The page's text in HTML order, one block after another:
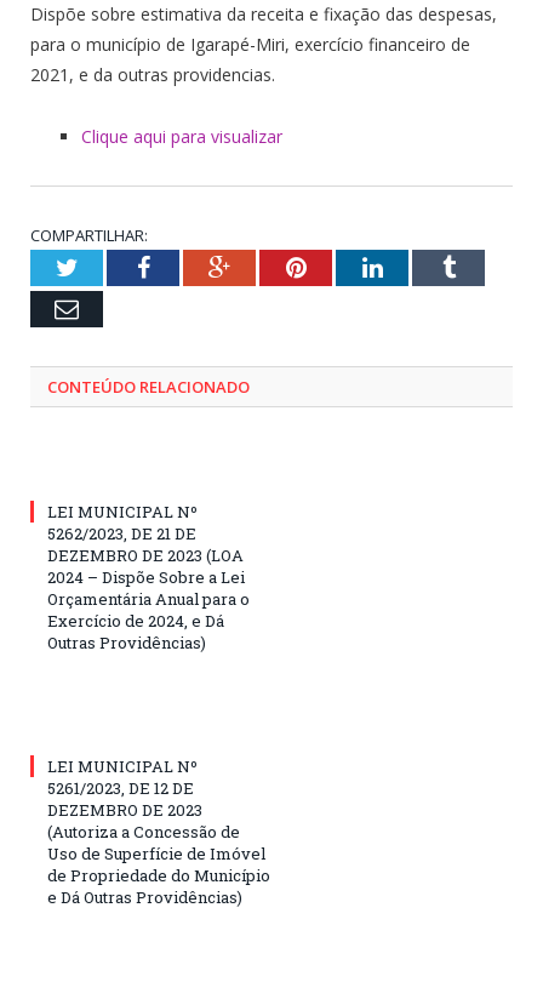
Dispõe sobre estimativa da receita e fixação das despesas,
para o município de Igarapé-Miri, exercício financeiro de
2021, e da outras providencias.
Clique aqui para visualizar
COMPARTILHAR:
TwitterFacebookGoogle+PinterestLinkedInTumblr
Email
CONTEÚDO RELACIONADO
LEI MUNICIPAL Nº
5262/2023, DE 21 DE
DEZEMBRO DE 2023 (LOA
2024 – Dispõe Sobre a Lei
Orçamentária Anual para o
Exercício de 2024, e Dá
Outras Providências)
LEI MUNICIPAL Nº
5261/2023, DE 12 DE
DEZEMBRO DE 2023
(Autoriza a Concessão de
Uso de Superfície de Imóvel
de Propriedade do Município
e Dá Outras Providências)